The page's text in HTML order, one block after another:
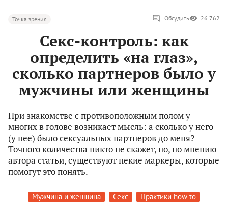
Точка зрения Обсудить 26 762
Секс-контроль: как
определить «на глаз»,
сколько партнеров было у
мужчины или женщины
При знакомстве с противоположным полом у
многих в голове возникает мысль: а сколько у него
(у нее) было сексуальных партнеров до меня?
Точного количества никто не скажет, но, по мнению
автора статьи, существуют некие маркеры, которые
помогут это понять.
Мужчина и женщина Секс Практики how to